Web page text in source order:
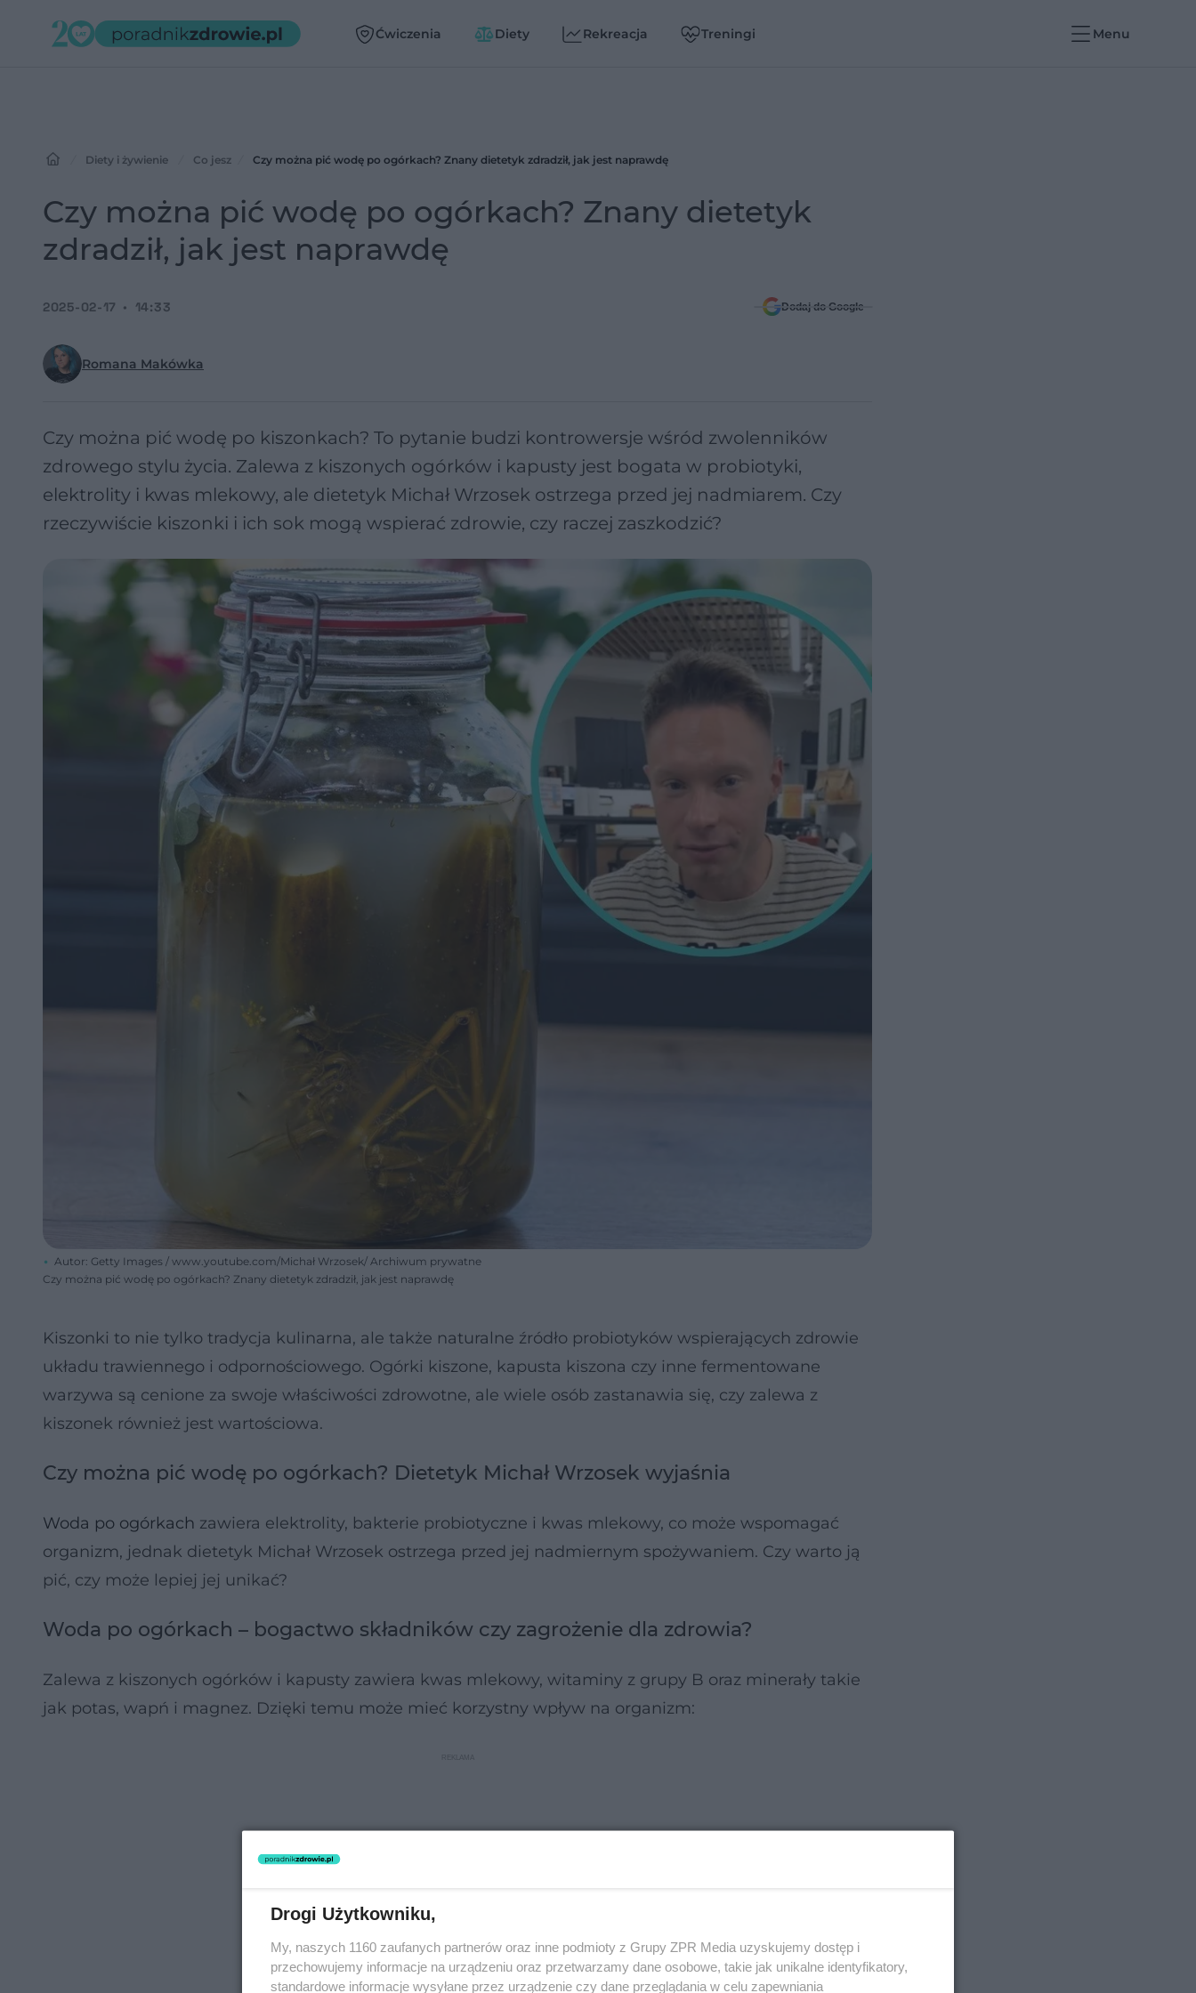
Ćwiczenia Diety Rekreacja Treningi Menu
Diety i żywienie Co jesz Czy można pić wodę po ogórkach? Znany dietetyk zdradził, jak jest naprawdę
Czy można pić wodę po ogórkach? Znany dietetyk
zdradził, jak jest naprawdę
Romana Makówka
2025-02-17 14:33 Dodaj do Google
Czy można pić wodę po kiszonkach? To pytanie budzi kontrowersje wśród zwolenników
zdrowego stylu życia. Zalewa z kiszonych ogórków i kapusty jest bogata w probiotyki,
elektrolity i kwas mlekowy, ale dietetyk Michał Wrzosek ostrzega przed jej nadmiarem. Czy
rzeczywiście kiszonki i ich sok mogą wspierać zdrowie, czy raczej zaszkodzić?
Autor: Getty Images / www.youtube.com/Michał Wrzosek/ Archiwum prywatne
Czy można pić wodę po ogórkach? Znany dietetyk zdradził, jak jest naprawdę
Kiszonki to nie tylko tradycja kulinarna, ale także naturalne źródło probiotyków wspierających zdrowie
układu trawiennego i odpornościowego. Ogórki kiszone, kapusta kiszona czy inne fermentowane
warzywa są cenione za swoje właściwości zdrowotne, ale wiele osób zastanawia się, czy zalewa z
kiszonek również jest wartościowa.
Czy można pić wodę po ogórkach? Dietetyk Michał Wrzosek wyjaśnia
Woda po ogórkach zawiera elektrolity, bakterie probiotyczne i kwas mlekowy, co może wspomagać
organizm, jednak dietetyk Michał Wrzosek ostrzega przed jej nadmiernym spożywaniem. Czy warto ją
pić, czy może lepiej jej unikać?
Woda po ogórkach – bogactwo składników czy zagrożenie dla zdrowia?
Zalewa z kiszonych ogórków i kapusty zawiera kwas mlekowy, witaminy z grupy B oraz minerały takie
jak potas, wapń i magnez. Dzięki temu może mieć korzystny wpływ na organizm:
Drogi Użytkowniku,
My, naszych 1160 zaufanych partnerów oraz inne podmioty z Grupy ZPR Media uzyskujemy dostęp i
przechowujemy informacje na urządzeniu oraz przetwarzamy dane osobowe, takie jak unikalne identyfikatory,
standardowe informacje wysyłane przez urządzenie czy dane przeglądania w celu zapewniania